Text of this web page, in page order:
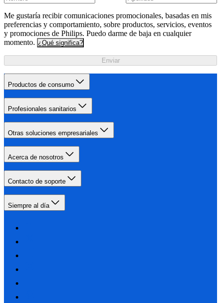
Me gustaría recibir comunicaciones promocionales, basadas en mis
preferencias y comportamiento, sobre productos, servicios, eventos
y promociones de Philips. Puedo darme de baja en cualquier
momento. ¿Qué significa?
Enviar
Productos de consumo
Profesionales sanitarios
Otras soluciones empresariales
Acerca de nosotros
Contacto de soporte
Siempre al día